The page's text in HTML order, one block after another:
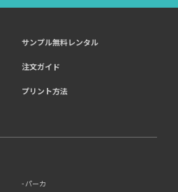
サンプル無料レンタル
注文ガイド
プリント方法
パーカ